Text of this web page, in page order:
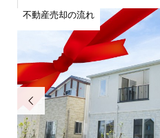

不動産売却の流れ